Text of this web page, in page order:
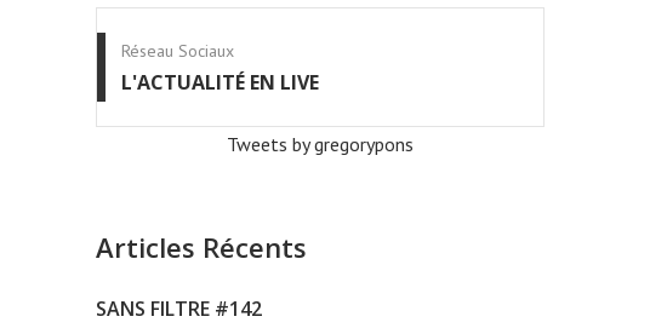
Réseau Sociaux
L'ACTUALITÉ EN LIVE
Tweets by gregorypons
Articles Récents
SANS FILTRE #142